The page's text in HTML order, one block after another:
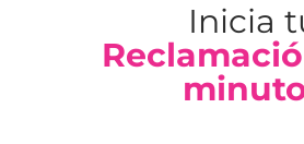
Inicia